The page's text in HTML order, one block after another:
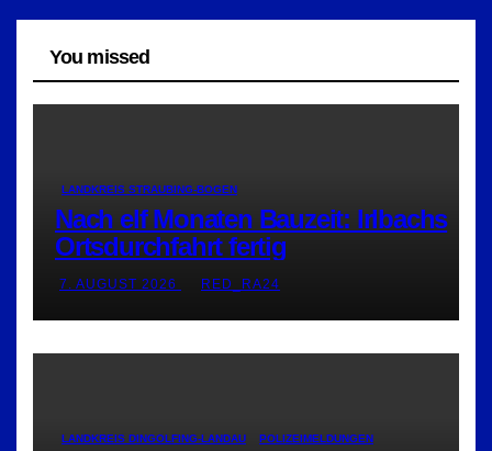
You missed
LANDKREIS STRAUBING-BOGEN
Nach elf Monaten Bauzeit: Irlbachs
Ortsdurchfahrt fertig
7. AUGUST 2026 RED_RA24
LANDKREIS DINGOLFING-LANDAU POLIZEIMELDUNGEN